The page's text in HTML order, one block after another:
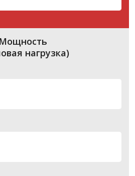
Мощность
нагрузка)